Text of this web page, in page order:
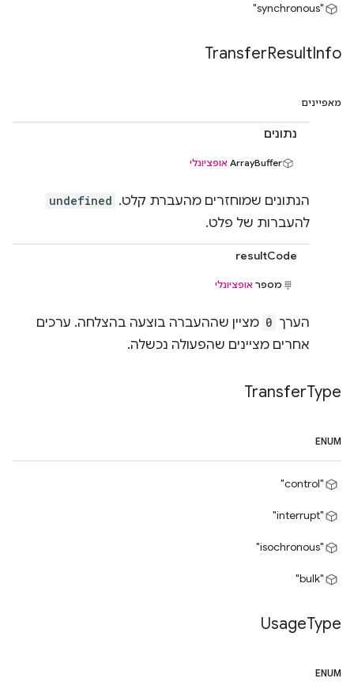
"synchronous"
TransferResultInfo
מאפיינים
נתונים
‫ArrayBuffer אופציונלי
הנתונים שמוחזרים מהעברת קלט. undefined
להעברות של פלט.
resultCode
מספר אופציונלי
הערך 0 מציין שההעברה בוצעה בהצלחה. ערכים
אחרים מציינים שהפעולה נכשלה.
TransferType
ENUM
"control"
"interrupt"
"isochronous"
"bulk"
UsageType
ENUM